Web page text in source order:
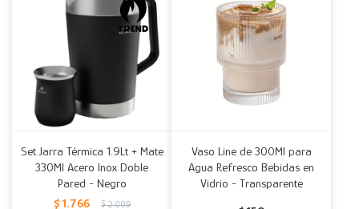
Set Jarra Térmica 1.9Lt + Mate
330Ml Acero Inox Doble
Pared - Negro
$ 1.766 $ 2.009
Vaso Line de 300Ml para
Agua Refresco Bebidas en
Vidrio - Transparente